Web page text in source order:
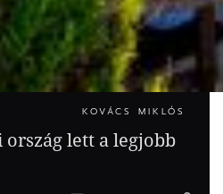
KOVÁCS MIKLÓS
ország lett a legjobb